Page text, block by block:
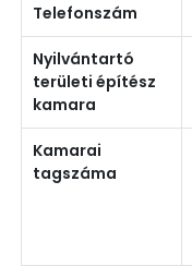
Telefonszám
Nyilvántartó
területi építész
kamara
Kamarai
tagszáma